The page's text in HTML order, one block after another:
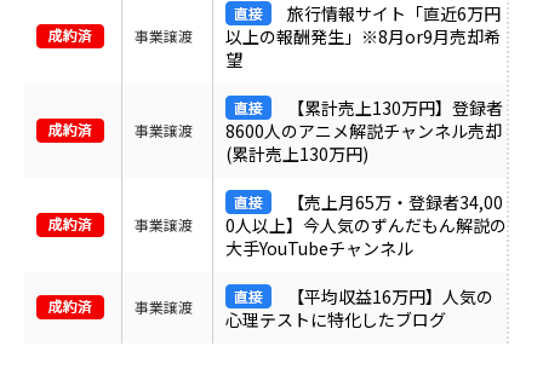
事業譲渡
旅行情報サイト「直近6万円
以上の報酬発生」※8月or9月売却希
望
事業譲渡
【累計売上130万円】登録者
8600人のアニメ解説チャンネル売却
(累計売上130万円)
事業譲渡
【売上月65万・登録者34,00
0人以上】今人気のずんだもん解説の
大手YouTubeチャンネル
事業譲渡
【平均収益16万円】人気の
心理テストに特化したブログ